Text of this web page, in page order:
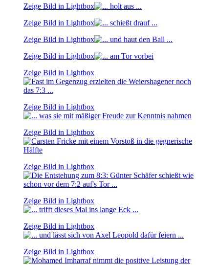
Zeige Bild in Lightbox
Zeige Bild in Lightbox
Zeige Bild in Lightbox
Zeige Bild in Lightbox
Zeige Bild in Lightbox
Zeige Bild in Lightbox
Zeige Bild in Lightbox
Zeige Bild in Lightbox
Zeige Bild in Lightbox
Zeige Bild in Lightbox
Zeige Bild in Lightbox